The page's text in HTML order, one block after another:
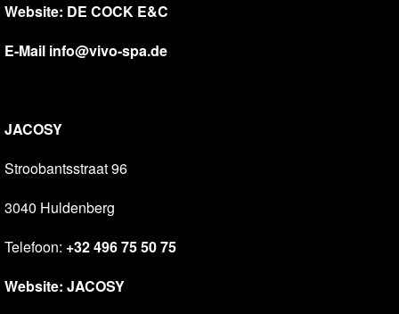
Website: DE COCK E&C
E-Mail info@vivo-spa.de
JACOSY
Stroobantsstraat 96
3040 Huldenberg
Telefoon: +32 496 75 50 75
Website: JACOSY